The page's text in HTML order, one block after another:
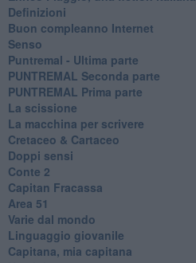
Definizioni
​Buon compleanno Internet
Senso
Puntremal - Ultima parte
PUNTREMAL Seconda parte
​PUNTREMAL Prima parte
La scissione
La macchina per scrivere
Cretaceo & Cartaceo
Doppi sensi
​Conte 2
​Capitan Fracassa
​Area 51
Varie dal mondo
​Linguaggio giovanile
​Capitana, mia capitana